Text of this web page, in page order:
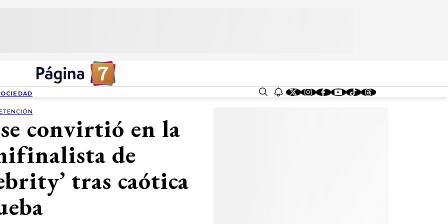
convirtió en la
de
tras caótica